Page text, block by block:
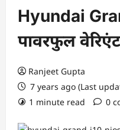
Hyundai
पावरफुल
Ranjeet Gupta
7 years ago (Last
1 minute read
0